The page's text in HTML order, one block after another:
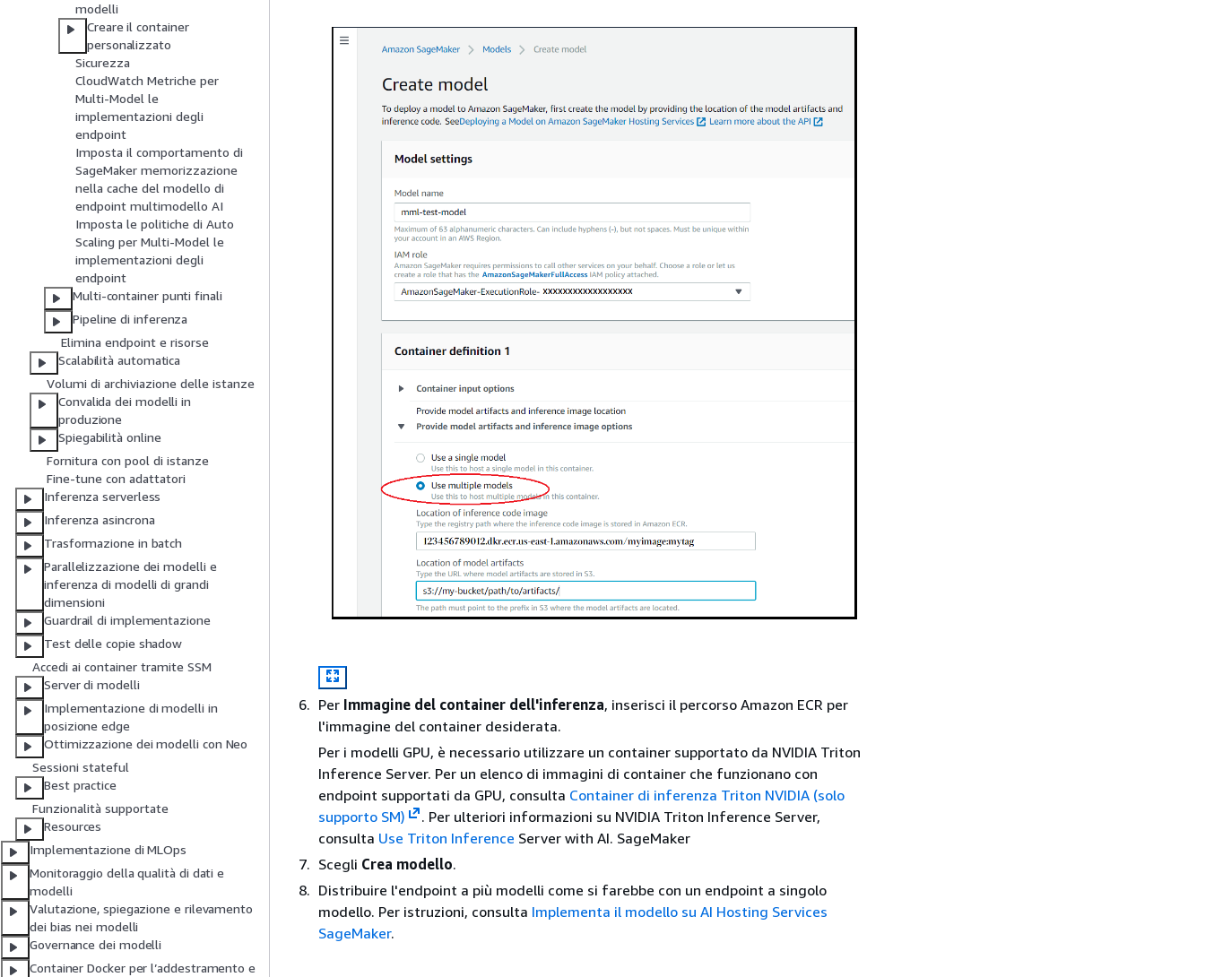
modelli
Creare il container
personalizzato
Sicurezza
CloudWatch Metriche per
Multi-Model le
implementazioni degli
endpoint
Imposta il comportamento di
SageMaker memorizzazione
nella cache del modello di
endpoint multimodello AI
Imposta le politiche di Auto
Scaling per Multi-Model le
implementazioni degli
endpoint
Multi-container punti finali
Pipeline di inferenza
Elimina endpoint e risorse
Scalabilità automatica
Volumi di archiviazione delle istanze
Convalida dei modelli in
produzione
Spiegabilità online
Fornitura con pool di istanze
Fine-tune con adattatori
Inferenza serverless
Inferenza asincrona
Trasformazione in batch
Parallelizzazione dei modelli e
inferenza di modelli di grandi
dimensioni
Guardrail di implementazione
Test delle copie shadow
Accedi ai container tramite SSM
Server di modelli
Implementazione di modelli in
posizione edge
Ottimizzazione dei modelli con Neo
Sessioni stateful
Best practice
Funzionalità supportate
Resources
Implementazione di MLOps
Monitoraggio della qualità di dati e
modelli
Valutazione, spiegazione e rilevamento
dei bias nei modelli
Governance dei modelli
Container Docker per l’addestramento e
Per Immagine del container dell'inferenza, inserisci il percorso Amazon ECR per
l'immagine del container desiderata.
Per i modelli GPU, è necessario utilizzare un container supportato da NVIDIA Triton
Inference Server. Per un elenco di immagini di container che funzionano con
endpoint supportati da GPU, consulta Container di inferenza Triton NVIDIA (solo
supporto SM)
. Per ulteriori informazioni su NVIDIA Triton Inference Server,
consulta Use Triton Inference Server with AI. SageMaker
Scegli Crea modello.
Distribuire l'endpoint a più modelli come si farebbe con un endpoint a singolo
modello. Per istruzioni, consulta Implementa il modello su AI Hosting Services
SageMaker.